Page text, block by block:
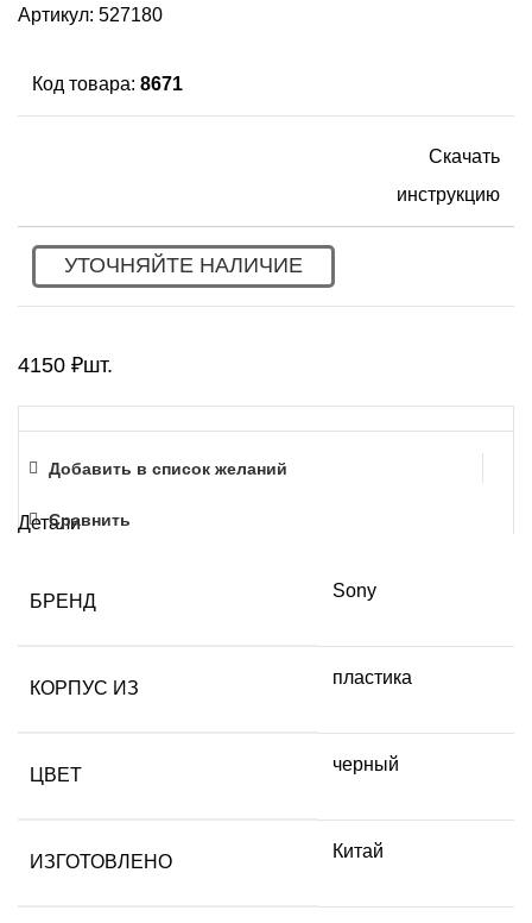
Артикул: 527180
Код товара: 8671
Скачать
инструкцию
УТОЧНЯЙТЕ НАЛИЧИЕ
4150 ₽шт.
Добавить в список желаний
Сравнить
Детали
БРЕНД
Sony
КОРПУС ИЗ
пластика
ЦВЕТ
черный
ИЗГОТОВЛЕНО
Китай